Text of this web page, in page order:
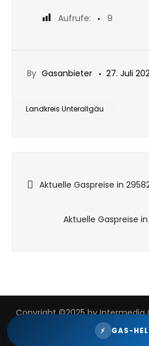
Aufrufe: 9
By Gasanbieter 27. Juli
Landkreis Unterallgäu
Aktuelle Gaspreise in
Aktuelle Gaspreise
Copyright ©2025 by Intermedia
byCreativ
⚡ GAS-